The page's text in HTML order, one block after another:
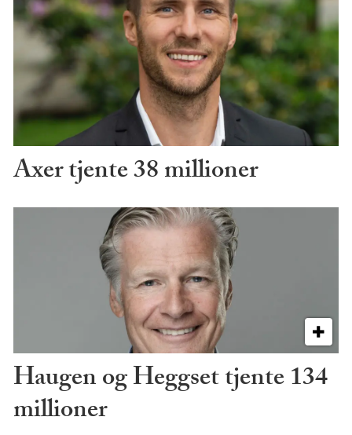
Axer tjente 38 millioner
Haugen og Heggset tjente 134
millioner